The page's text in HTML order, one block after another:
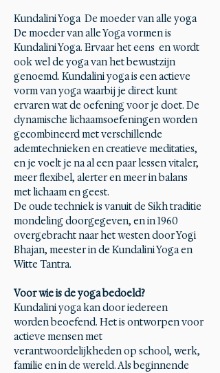
Kundalini Yoga  De moeder van alle yoga
De moeder van alle Yoga vormen is
Kundalini Yoga. Ervaar het eens  en wordt
ook wel de yoga van het bewustzijn
genoemd. Kundalini yoga is een actieve
vorm van yoga waarbij je direct kunt
ervaren wat de oefening voor je doet. De
dynamische lichaamsoefeningen worden
gecombineerd met verschillende
ademtechnieken en creatieve meditaties,
en je voelt je na al een paar lessen vitaler,
meer flexibel, alerter en meer in balans
met lichaam en geest.
De oude techniek is vanuit de Sikh traditie
mondeling doorgegeven, en in 1960
overgebracht naar het westen door Yogi
Bhajan, meester in de Kundalini Yoga en
Witte Tantra.
Voor wie is de yoga bedoeld?
Kundalini yoga kan door iedereen
worden beoefend. Het is ontworpen voor
actieve mensen met
verantwoordelijkheden op school, werk,
familie en in de wereld. Als beginnende